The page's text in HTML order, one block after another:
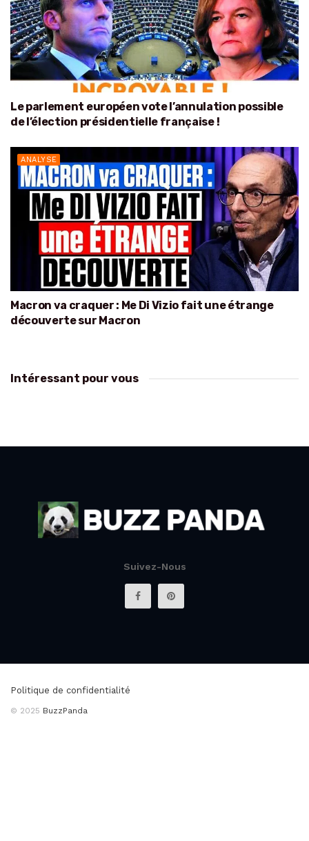
Le parlement européen vote l’annulation possible
de l’élection présidentielle française !
ANALYSE
Macron va craquer : Me Di Vizio fait une étrange
découverte sur Macron
Intéressant pour vous
Suivez-Nous
Politique de confidentialité
© 2025 BuzzPanda